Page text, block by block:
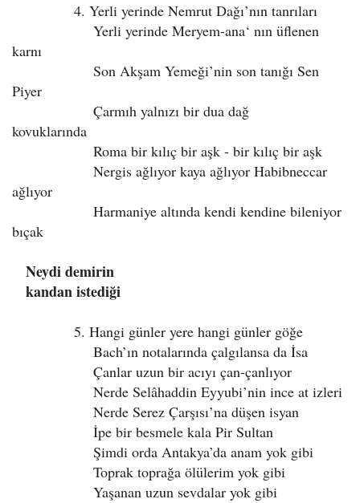
4. Yerli yerinde Nemrut Dağı’nın tanrıları
Yerli yerinde Meryem-ana‘ nın üflenen
karnı
Son Akşam Yemeği’nin son tanığı Sen
Piyer
Çarmıh yalnızı bir dua dağ
kovuklarında
Roma bir kılıç bir aşk - bir kılıç bir aşk
Nergis ağlıyor kaya ağlıyor Habibneccar
ağlıyor
Harmaniye altında kendi kendine bileniyor
bıçak
Neydi demirin
kandan istediği
5. Hangi günler yere hangi günler göğe
Bach’ın notalarında çalgılansa da İsa
Çanlar uzun bir acıyı çan-çanlıyor
Nerde Selâhaddin Eyyubi’nin ince at izleri
Nerde Serez Çarşısı’na düşen isyan
İpe bir besmele kala Pir Sultan
Şimdi orda Antakya’da anam yok gibi
Toprak toprağa ölülerim yok gibi
Yaşanan uzun sevdalar yok gibi